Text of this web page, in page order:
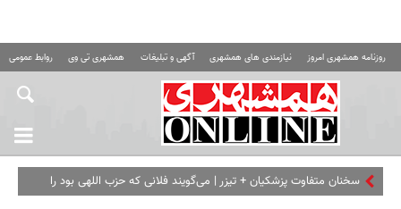
روزنامه همشهری امروز نیازمندی های همشهری آگهی و تبلیغات همشهری تی وی روابط عمومی
سخنان متفاوت پزشکیان + تیزر | می‌گویند فلانی که حزب اللهی بود را